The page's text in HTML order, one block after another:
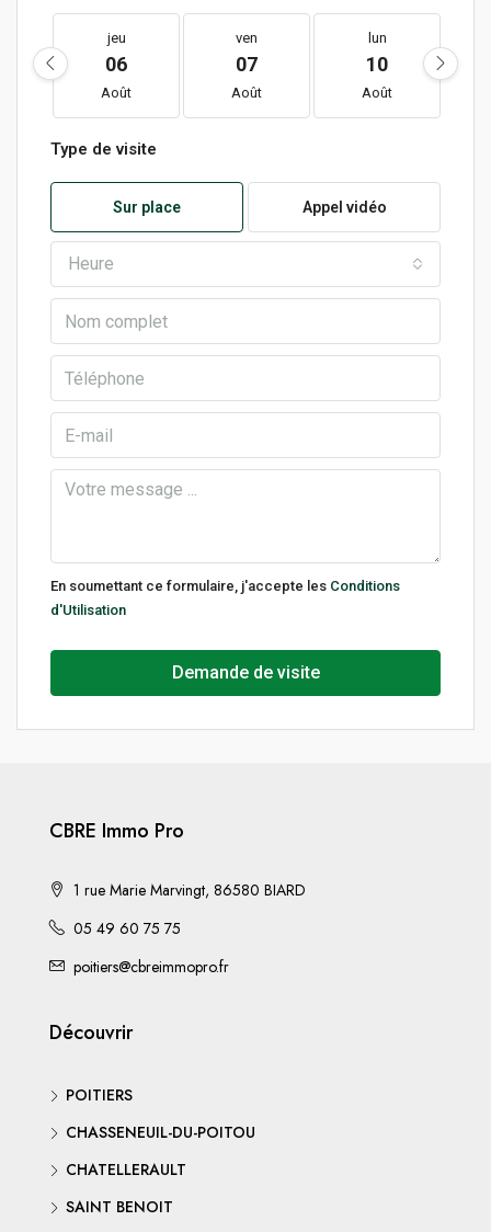
jeu
06
Août
ven
07
Août
lun
10
Août
Type de visite
Sur place Appel vidéo
Heure
En soumettant ce formulaire, j'accepte les Conditions
d'Utilisation
Demande de visite
CBRE Immo Pro
1 rue Marie Marvingt, 86580 BIARD
05 49 60 75 75
poitiers@cbreimmopro.fr
Découvrir
POITIERS
CHASSENEUIL-DU-POITOU
CHATELLERAULT
SAINT BENOIT